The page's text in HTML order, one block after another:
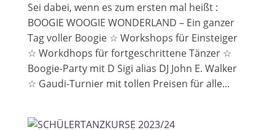
Sei dabei, wenn es zum ersten mal heißt :
BOOGIE WOOGIE WONDERLAND – Ein ganzer
Tag voller Boogie ☆ Workshops für Einsteiger
☆ Workdhops für fortgeschrittene Tänzer ☆
Boogie-Party mit D Sigi alias DJ John E. Walker
☆ Gaudi-Turnier mit tollen Preisen für alle...